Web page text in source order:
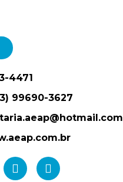
4471
99690-3627